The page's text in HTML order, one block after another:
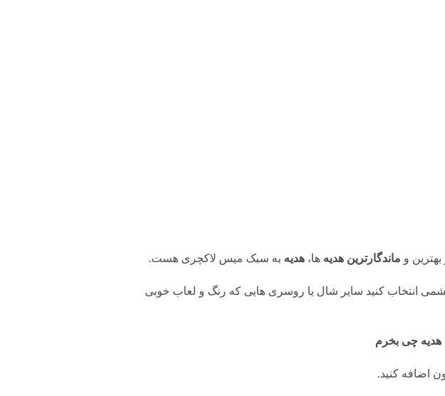
بهترین و ماندگارترین هدیه ها، هدیه به سبک میس لاکچری هست.
انتخاب کنید سایر شال یا روسری هایی که رنگ و لعاب خوبی
هدیه چی بخرم
اضافه کنید.